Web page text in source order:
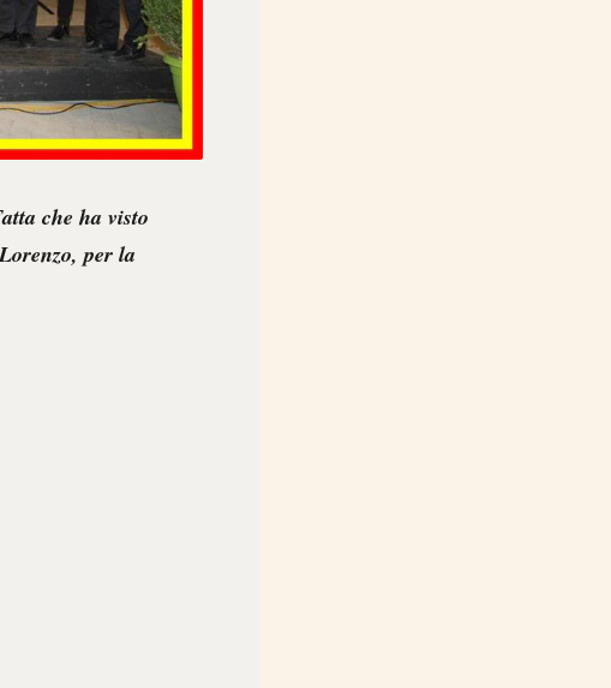
che ha visto
per la